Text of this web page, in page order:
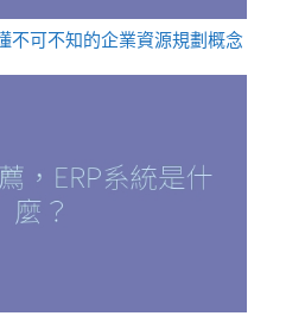
不可不知的企業資源規劃概念